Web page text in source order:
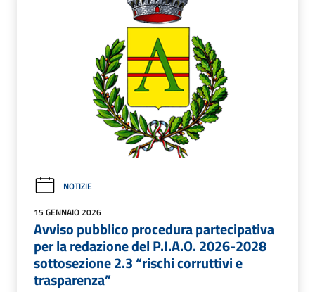
NOTIZIE
15 GENNAIO 2026
Avviso pubblico procedura partecipativa
per la redazione del P.I.A.O. 2026-2028
sottosezione 2.3 “rischi corruttivi e
trasparenza”